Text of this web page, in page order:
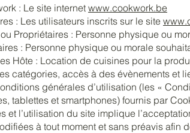
: Le site internet www.cookwork.be
: Les utilisateurs inscrits sur le site
Propriétaires : Personne physique ou
: Personne physique ou morale
Hôte : Location de cuisines pour la
catégories, accès à des évènements et
générales d’utilisation (les «
tablettes et smartphones) fournis par
et l’utilisation du site implique
à tout moment et sans préavis afin